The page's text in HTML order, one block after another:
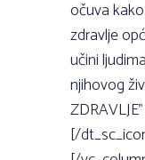
očuva
zdravlje
učini
njihovog
[/